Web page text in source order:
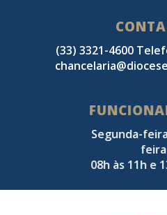
(33) 3321-4600
Segunda-
feira
08h às 11h e